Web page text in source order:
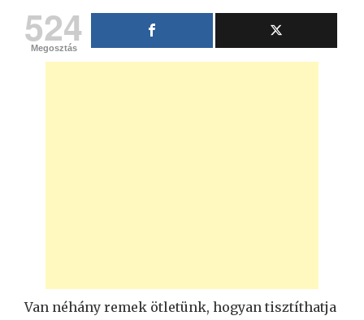
524
Megosztás
Van néhány remek ötletünk, hogyan tisztíthatja